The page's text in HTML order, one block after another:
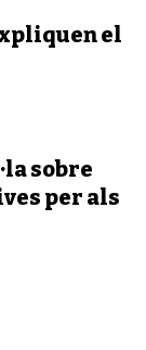
el
sobre
per als